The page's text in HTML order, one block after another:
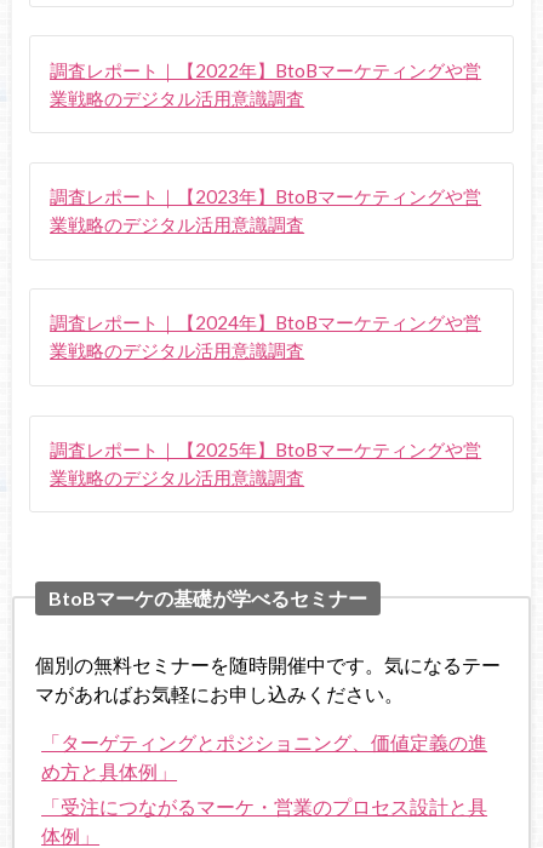
調査レポート｜【2022年】BtoBマーケティングや営
業戦略のデジタル活用意識調査
調査レポート｜【2023年】BtoBマーケティングや営
業戦略のデジタル活用意識調査
調査レポート｜【2024年】BtoBマーケティングや営
業戦略のデジタル活用意識調査
調査レポート｜【2025年】BtoBマーケティングや営
業戦略のデジタル活用意識調査
BtoBマーケの基礎が学べるセミナー
個別の無料セミナーを随時開催中です。気になるテー
マがあればお気軽にお申し込みください。
「ターゲティングとポジショニング、価値定義の進
め方と具体例」
「受注につながるマーケ・営業のプロセス設計と具
体例」